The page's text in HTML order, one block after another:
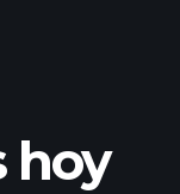
hoy